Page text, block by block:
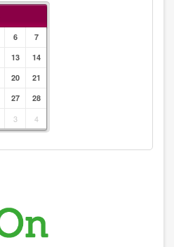
6
7
13
14
20
21
27
28
3 4